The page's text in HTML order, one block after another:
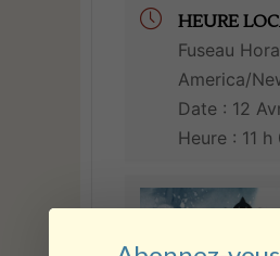
HEURE
Fuseau
America/
Date : 12
Heure : 11